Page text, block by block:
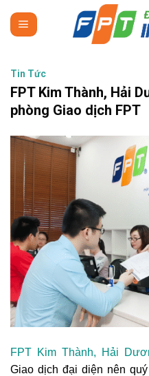
Tin Tức
FPT Kim Thành, Hải
phòng Giao dịch FPT
FPT Kim Thành, Hải
Giao dịch đại diện nên